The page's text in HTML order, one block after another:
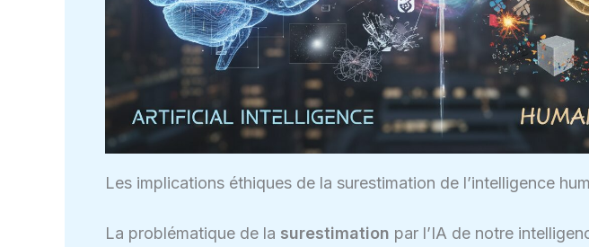
Les implications éthiques de la surestimation de l’intelligence
La problématique de la surestimation par l’IA de notre